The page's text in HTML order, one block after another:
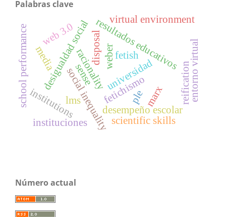
Palabras clave
universidad
fetichismo
resultados educativos
desempeño escolar
social inequality
desigualdad socialracionalityweber
institutions
instituciones
fetish
disposal
reification
marx
media
scientific skills
virtual environment
ple
lms entorno virtual
web 3.0
school performance sense
Número actual